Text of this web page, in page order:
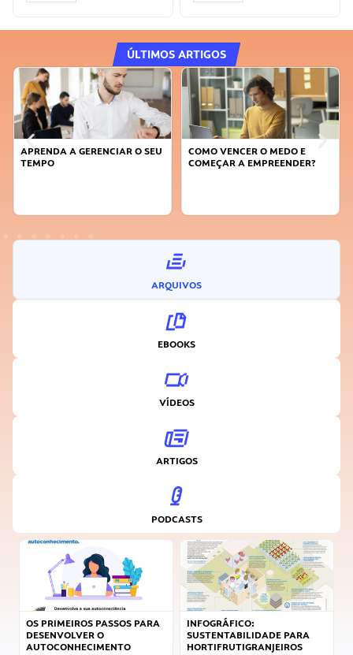
ÚLTIMOS ARTIGOS
APRENDA A GERENCIAR O SEU
TEMPO
COMO VENCER O MEDO E
COMEÇAR A EMPREENDER?
ARQUIVOS
EBOOKS
VÍDEOS
ARTIGOS
PODCASTS
OS PRIMEIROS PASSOS PARA
DESENVOLVER O
AUTOCONHECIMENTO
INFOGRÁFICO:
SUSTENTABILIDADE PARA
HORTIFRUTIGRANJEIROS